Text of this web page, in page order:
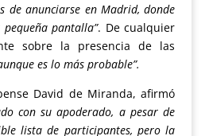
de anunciarse en Madrid, donde
pantalla”. De cualquier
sobre la presencia de las
es lo más probable”.
David de Miranda, afirmó
con su apoderado, a pesar de
lista de participantes, pero la